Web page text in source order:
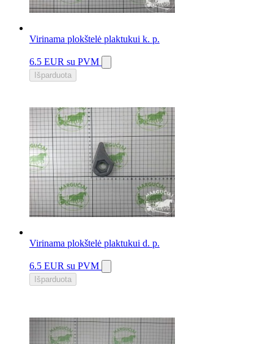
Virinama plokštelė plaktukui k. p.
6.5 EUR su PVM
Išparduota
Virinama plokštelė plaktukui d. p.
6.5 EUR su PVM
Išparduota